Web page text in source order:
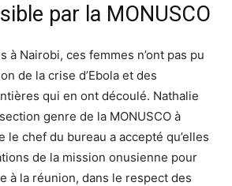
par la MONUSCO
à Nairobi, ces femmes n’ont pas pu
de la crise d’Ebola et des
qui en ont découlé. Nathalie
genre de la MONUSCO à
le chef du bureau a accepté qu’elles
de la mission onusienne pour
à la réunion, dans le respect des